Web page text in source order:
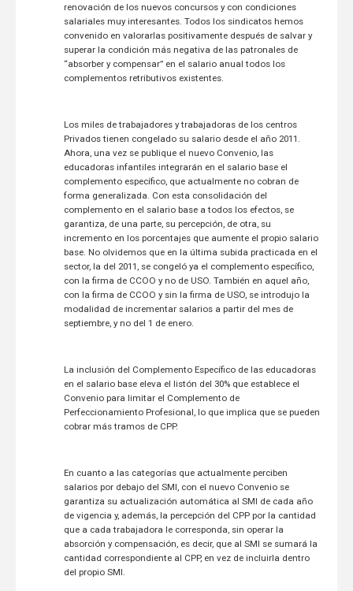
renovación de los nuevos concursos y con condiciones
salariales muy interesantes. Todos los sindicatos hemos
convenido en valorarlas positivamente después de salvar y
superar la condición más negativa de las patronales de
“absorber y compensar” en el salario anual todos los
complementos retributivos existentes.
Los miles de trabajadores y trabajadoras de los centros
Privados tienen congelado su salario desde el año 2011.
Ahora, una vez se publique el nuevo Convenio, las
educadoras infantiles integrarán en el salario base el
complemento específico, que actualmente no cobran de
forma generalizada. Con esta consolidación del
complemento en el salario base a todos los efectos, se
garantiza, de una parte, su percepción, de otra, su
incremento en los porcentajes que aumente el propio salario
base. No olvidemos que en la última subida practicada en el
sector, la del 2011, se congeló ya el complemento específico,
con la firma de CCOO y no de USO. También en aquel año,
con la firma de CCOO y sin la firma de USO, se introdujo la
modalidad de incrementar salarios a partir del mes de
septiembre, y no del 1 de enero.
La inclusión del Complemento Específico de las educadoras
en el salario base eleva el listón del 30% que establece el
Convenio para limitar el Complemento de
Perfeccionamiento Profesional, lo que implica que se pueden
cobrar más tramos de CPP.
En cuanto a las categorías que actualmente perciben
salarios por debajo del SMI, con el nuevo Convenio se
garantiza su actualización automática al SMI de cada año
de vigencia y, además, la percepción del CPP por la cantidad
que a cada trabajadora le corresponda, sin operar la
absorción y compensación, es decir, que al SMI se sumará la
cantidad correspondiente al CPP, en vez de incluirla dentro
del propio SMI.